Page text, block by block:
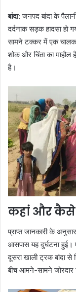
बांदा: जनपद बांदा के
दर्दनाक सड़क हादसा
सामने टक्कर में एक चालक
शोक और चिंता का माहौल
है।
कहां और कैसे
प्राप्त जानकारी के
आसपास यह दुर्घटना हुई।
दूसरा खाली ट्रक बांदा से
बीच आमने-सामने जोरदार